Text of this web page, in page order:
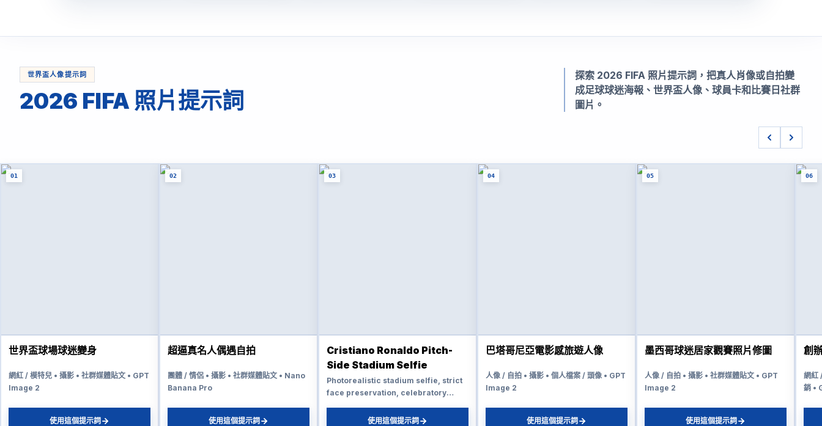
世界盃人像提示詞
2026 FIFA 照片提示詞
探索 2026 FIFA 照片提示詞，把真人肖像或自拍變
成足球球迷海報、世界盃人像、球員卡和比賽日社群
圖片。
01
世界盃球場球迷變身
網紅 / 模特兒 • 攝影 • 社群媒體貼文 • GPT
Image 2
使用這個提示詞
02
超逼真名人偶遇自拍
團體 / 情侶 • 攝影 • 社群媒體貼文 • Nano
Banana Pro
使用這個提示詞
03
Cristiano Ronaldo Pitch-
Side Stadium Selfie
Photorealistic stadium selfie, strict
face preservation, celebratory
使用這個提示詞
04
巴塔哥尼亞電影感旅遊人像
人像 / 自拍 • 攝影 • 個人檔案 / 頭像 • GPT
Image 2
使用這個提示詞
05
墨西哥球迷居家觀賽照片修圖
人像 / 自拍 • 攝影 • 社群媒體貼文 • GPT
Image 2
使用這個提示詞
06
創
網紅
銷 •